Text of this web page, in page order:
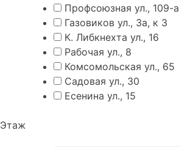
Профсоюзная ул., 109-а
Газовиков ул., 3а, к 3
К. Либкнехта ул., 16
Рабочая ул., 8
Комсомольская ул., 65
Садовая ул., 30
Есенина ул., 15
Этаж